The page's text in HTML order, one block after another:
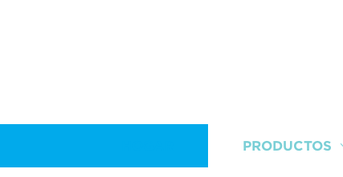
PRODUCTOS